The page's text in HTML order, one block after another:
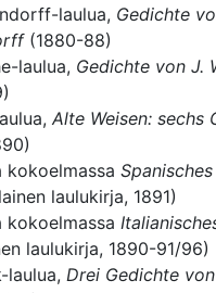
laulua, Gedichte
(1880-88)
laulua, Gedichte von J.
Alte Weisen: sechs
kokoelmassa
laulukirja, 1891)
kokoelmassa
laulukirja, 1890-91/96)
laulua, Drei Gedichte